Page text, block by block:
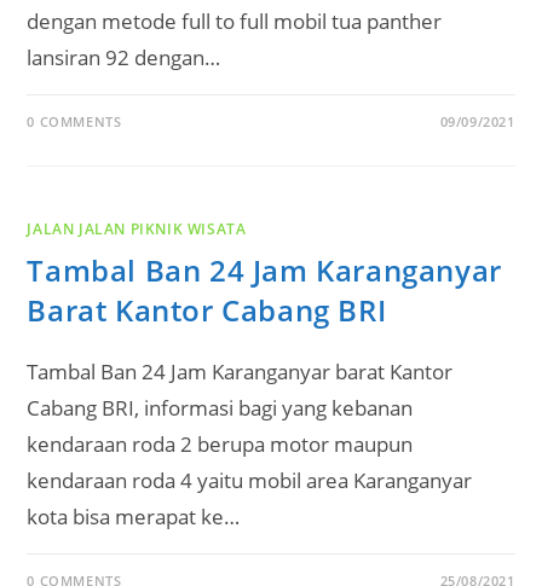
dengan metode full to full mobil tua panther
lansiran 92 dengan…
0 COMMENTS 09/09/2021
JALAN JALAN PIKNIK WISATA
Tambal Ban 24 Jam Karanganyar
Barat Kantor Cabang BRI
Tambal Ban 24 Jam Karanganyar barat Kantor
Cabang BRI, informasi bagi yang kebanan
kendaraan roda 2 berupa motor maupun
kendaraan roda 4 yaitu mobil area Karanganyar
kota bisa merapat ke…
0 COMMENTS 25/08/2021